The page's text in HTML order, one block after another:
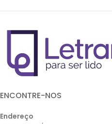
ENCONTRE-NOS
Endereço